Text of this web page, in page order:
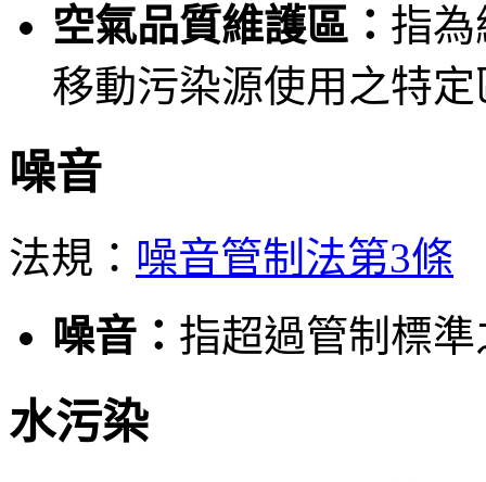
空氣品質維護區： 指
移動污染源使用之特
噪音
法規： 噪音管制法第3條
噪音： 指超過管制標
水污染